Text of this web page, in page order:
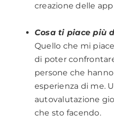
creazione delle
Cosa ti piace più
Quello che mi
di poter
persone che
esperienza di me.
autovalutazione
che sto facendo.